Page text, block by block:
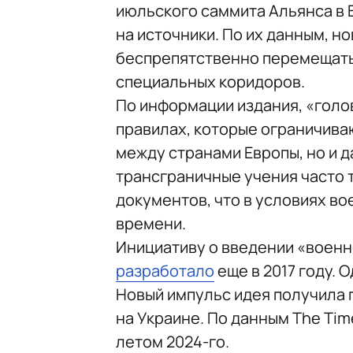
июльского саммита Альянса в
на источники. По их данным,
беспрепятственно
специальных коридоров.
По информации издания,
правилах, которые
между странами Европы, но и
трансграничные учения
документов, что в условиях
времени.
Инициативу о введении
разработалоеще в 2017 году.
Новый импульс идея
на Украине. По данным The
летом 2024-го.